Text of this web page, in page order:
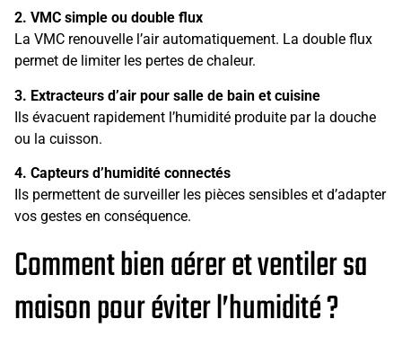
2. VMC simple ou double flux
La VMC renouvelle l’air automatiquement. La double flux
permet de limiter les pertes de chaleur.
3. Extracteurs d’air pour salle de bain et cuisine
Ils évacuent rapidement l’humidité produite par la douche
ou la cuisson.
4. Capteurs d’humidité connectés
Ils permettent de surveiller les pièces sensibles et d’adapter
vos gestes en conséquence.
Comment bien aérer et ventiler sa
maison pour éviter l’humidité ?